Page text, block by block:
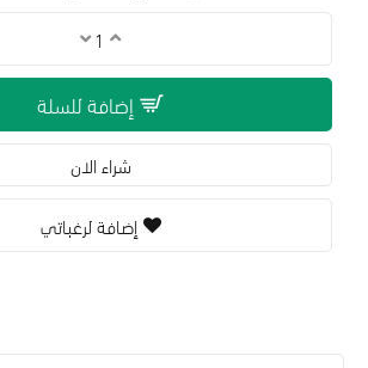
إضافة للسلة
شراء الان
إضافة لرغباتي